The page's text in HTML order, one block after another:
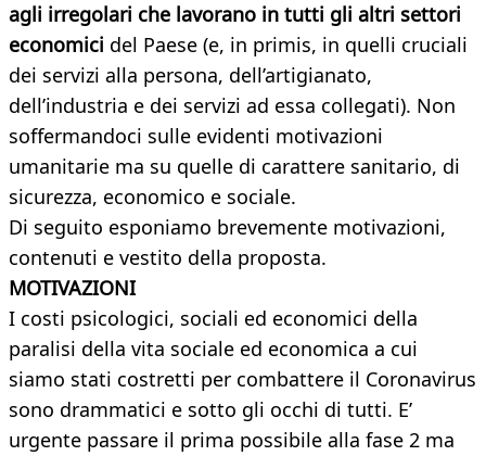
agli irregolari che lavorano in tutti gli altri settori
economici del Paese (e, in primis, in quelli cruciali
dei servizi alla persona, dell’artigianato,
dell’industria e dei servizi ad essa collegati). Non
soffermandoci sulle evidenti motivazioni
umanitarie ma su quelle di carattere sanitario, di
sicurezza, economico e sociale.
Di seguito esponiamo brevemente motivazioni,
contenuti e vestito della proposta.
MOTIVAZIONI
I costi psicologici, sociali ed economici della
paralisi della vita sociale ed economica a cui
siamo stati costretti per combattere il Coronavirus
sono drammatici e sotto gli occhi di tutti. E’
urgente passare il prima possibile alla fase 2 ma